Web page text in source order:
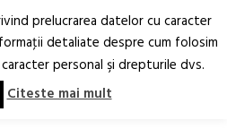
RO EN
prelucrarea datelor cu caracter
detaliate despre cum folosim
personal şi drepturile dvs.
Citeste mai mult